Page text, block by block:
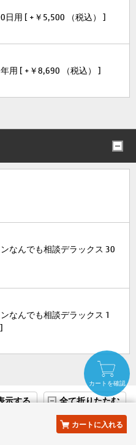
日用 [ +￥5,500 （税込） ]
用 [ +￥8,690 （税込） ]
なんでも相談デラックス 30
なんでも相談デラックス 1
示する 全て折りたたむ
カートに入れる
カートを確認
ージョンで、すべての機能を使用でき